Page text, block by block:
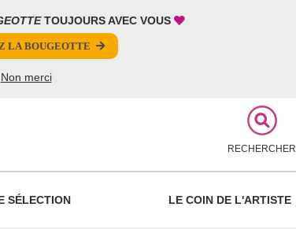
TOUJOURS AVEC VOUS
LA BOUGEOTTE
Non merci
RECHERCHER
SÉLECTION LE COIN DE L'ARTISTE